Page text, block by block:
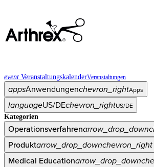
event VeranstaltungskalenderVeranstaltungen
appsAnwendungenchevron_rightApps
languageUS/DEchevron_rightUS/DE
Kategorien
Operationsverfahrenarrow_drop_down
Produktarrow_drop_downchevron_right
Medical Educationarrow_drop_down